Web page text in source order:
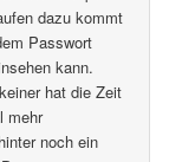
dazu kommt
Passwort
kann.
hat die Zeit
mehr
noch ein